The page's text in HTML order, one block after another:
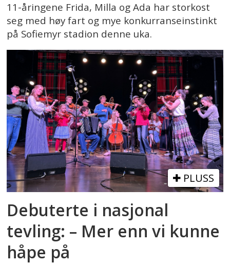
11-åringene Frida, Milla og Ada har storkost
seg med høy fart og mye konkurranseinstinkt
på Sofiemyr stadion denne uka.
PLUSS
Debuterte i nasjonal
tevling: – Mer enn vi kunne
håpe på